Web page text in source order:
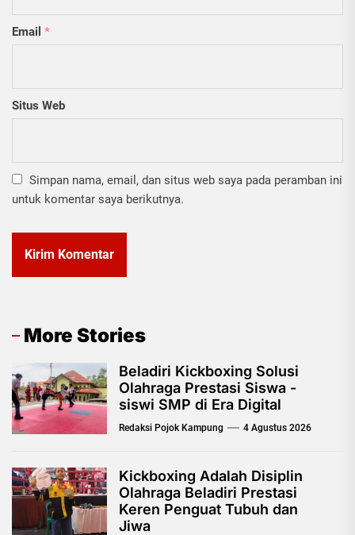
Email *
Situs Web
Simpan nama, email, dan situs web saya pada peramban ini
untuk komentar saya berikutnya.
More Stories
Beladiri Kickboxing Solusi
Olahraga Prestasi Siswa -
siswi SMP di Era Digital
Redaksi Pojok Kampung 4 Agustus 2026
Kickboxing Adalah Disiplin
Olahraga Beladiri Prestasi
Keren Penguat Tubuh dan
Jiwa